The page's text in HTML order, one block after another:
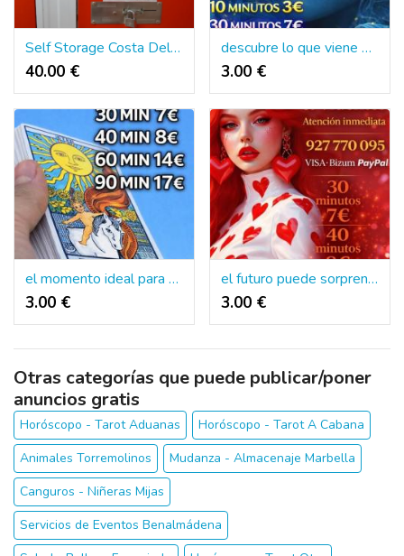
Self Storage Costa Del Sol - Alquiler de trasteros
40.00 €
descubre lo que viene para ti
3.00 €
el momento ideal para consultar
3.00 €
el futuro puede sorprenderte
3.00 €
Otras categorías que puede publicar/poner
anuncios gratis
Horóscopo - Tarot Aduanas
Horóscopo - Tarot A Cabana
Animales Torremolinos
Mudanza - Almacenaje Marbella
Canguros - Niñeras Mijas
Servicios de Eventos Benalmádena